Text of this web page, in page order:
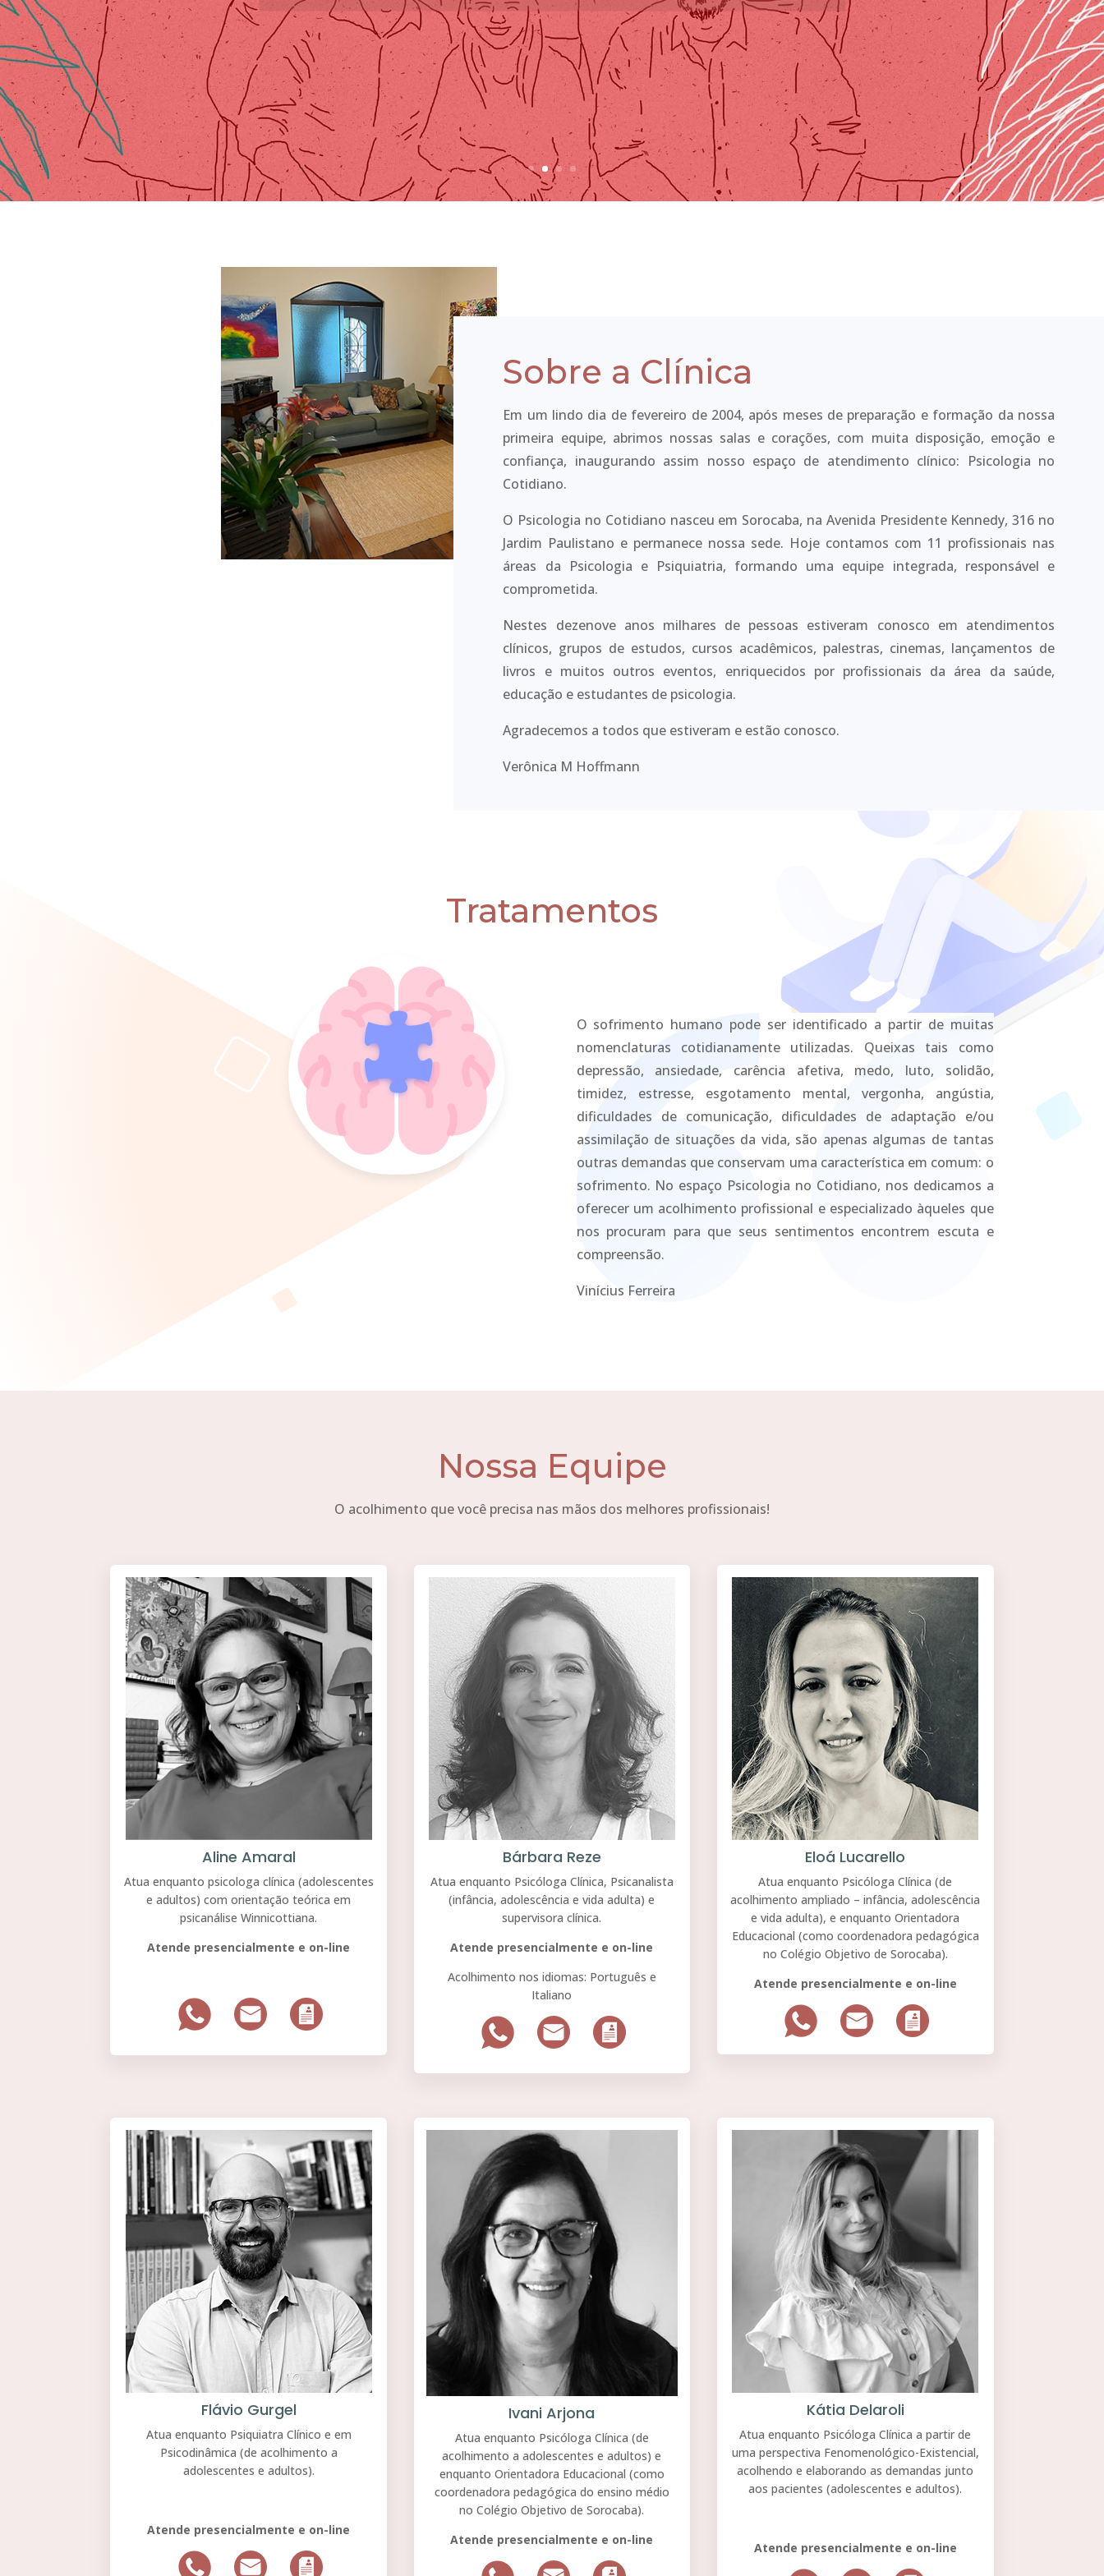
Sobre a Clínica
Em um lindo dia de fevereiro de 2004, após meses de preparação e formação da nossa
primeira equipe, abrimos nossas salas e corações, com muita disposição, emoção e
confiança, inaugurando assim nosso espaço de atendimento clínico: Psicologia no
Cotidiano.
O Psicologia no Cotidiano nasceu em Sorocaba, na Avenida Presidente Kennedy, 316 no
Jardim Paulistano e permanece nossa sede. Hoje contamos com 11 profissionais nas
áreas da Psicologia e Psiquiatria, formando uma equipe integrada, responsável e
comprometida.
Nestes dezenove anos milhares de pessoas estiveram conosco em atendimentos
clínicos, grupos de estudos, cursos acadêmicos, palestras, cinemas, lançamentos de
livros e muitos outros eventos, enriquecidos por profissionais da área da saúde,
educação e estudantes de psicologia.
Agradecemos a todos que estiveram e estão conosco.
Verônica M Hoffmann
Tratamentos
O sofrimento humano pode ser identificado a partir de muitas
nomenclaturas cotidianamente utilizadas. Queixas tais como
depressão, ansiedade, carência afetiva, medo, luto, solidão,
timidez, estresse, esgotamento mental, vergonha, angústia,
dificuldades de comunicação, dificuldades de adaptação e/ou
assimilação de situações da vida, são apenas algumas de tantas
outras demandas que conservam uma característica em comum: o
sofrimento. No espaço Psicologia no Cotidiano, nos dedicamos a
oferecer um acolhimento profissional e especializado àqueles que
nos procuram para que seus sentimentos encontrem escuta e
compreensão.
Vinícius Ferreira
Nossa Equipe
O acolhimento que você precisa nas mãos dos melhores profissionais!
Aline Amaral
Atua enquanto psicologa clínica (adolescentes
e adultos) com orientação teórica em
psicanálise Winnicottiana.
Atende presencialmente e on-line
Bárbara Reze
Atua enquanto Psicóloga Clínica, Psicanalista
(infância, adolescência e vida adulta) e
supervisora clínica.
Atende presencialmente e on-line
Acolhimento nos idiomas: Português e
Italiano
Eloá Lucarello
Atua enquanto Psicóloga Clínica (de
acolhimento ampliado – infância, adolescência
e vida adulta), e enquanto Orientadora
Educacional (como coordenadora pedagógica
no Colégio Objetivo de Sorocaba).
Atende presencialmente e on-line
Flávio Gurgel
Atua enquanto Psiquiatra Clínico e em
Psicodinâmica (de acolhimento a
adolescentes e adultos).
Atende presencialmente e on-line
Ivani Arjona
Atua enquanto Psicóloga Clínica (de
acolhimento a adolescentes e adultos) e
enquanto Orientadora Educacional (como
coordenadora pedagógica do ensino médio
no Colégio Objetivo de Sorocaba).
Atende presencialmente e on-line
Kátia Delaroli
Atua enquanto Psicóloga Clínica a partir de
uma perspectiva Fenomenológico-Existencial,
acolhendo e elaborando as demandas junto
aos pacientes (adolescentes e adultos).
Atende presencialmente e on-line